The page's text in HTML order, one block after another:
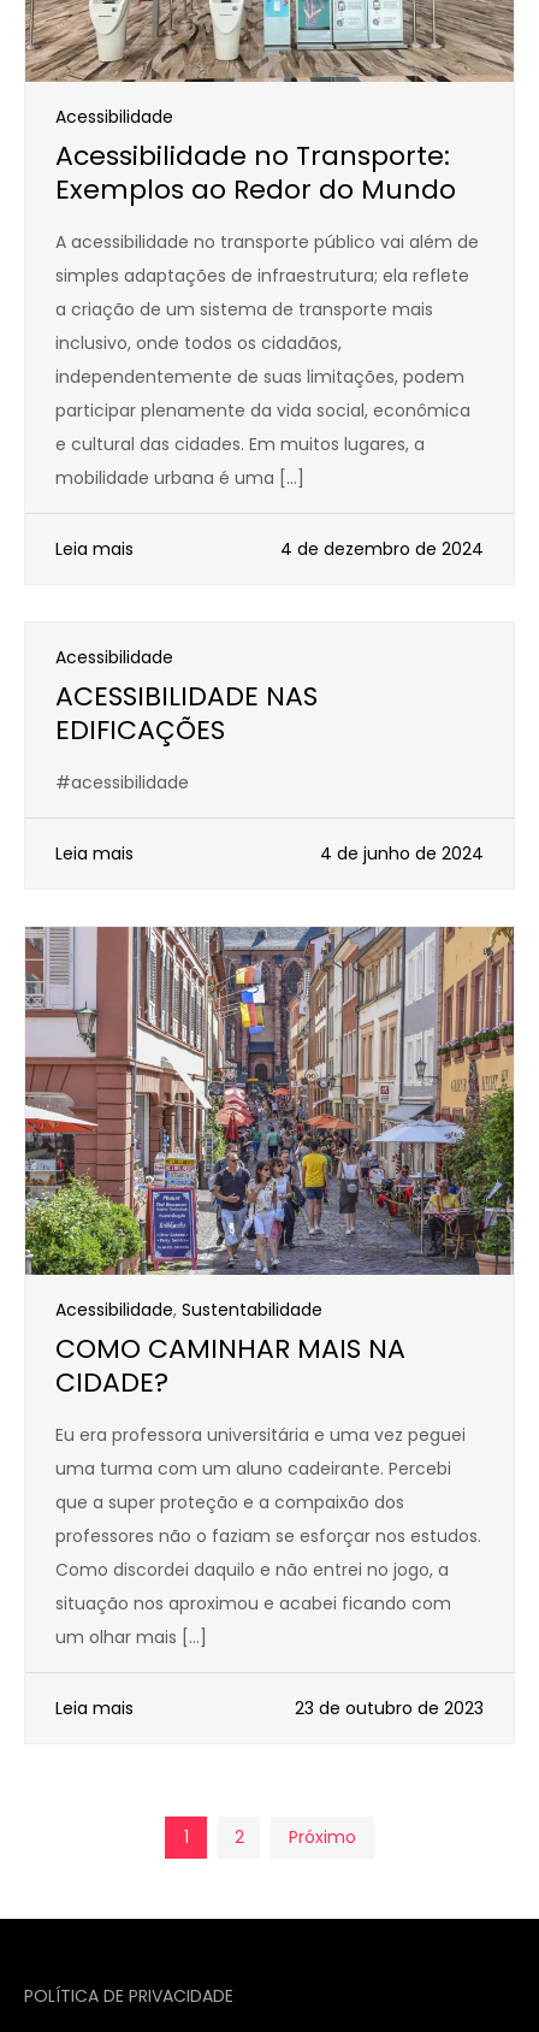
Acessibilidade
Acessibilidade no Transporte:
Exemplos ao Redor do Mundo
A acessibilidade no transporte público vai além de
simples adaptações de infraestrutura; ela reflete
a criação de um sistema de transporte mais
inclusivo, onde todos os cidadãos,
independentemente de suas limitações, podem
participar plenamente da vida social, econômica
e cultural das cidades. Em muitos lugares, a
mobilidade urbana é uma […]
Leia mais 4 de dezembro de 2024
Acessibilidade
ACESSIBILIDADE NAS
EDIFICAÇÕES
#acessibilidade
Leia mais 4 de junho de 2024
Acessibilidade, Sustentabilidade
COMO CAMINHAR MAIS NA
CIDADE?
Eu era professora universitária e uma vez peguei
uma turma com um aluno cadeirante. Percebi
que a super proteção e a compaixão dos
professores não o faziam se esforçar nos estudos.
Como discordei daquilo e não entrei no jogo, a
situação nos aproximou e acabei ficando com
um olhar mais […]
Leia mais 23 de outubro de 2023
Paginação
de
posts
1 2 Próximo
POLÍTICA DE PRIVACIDADE